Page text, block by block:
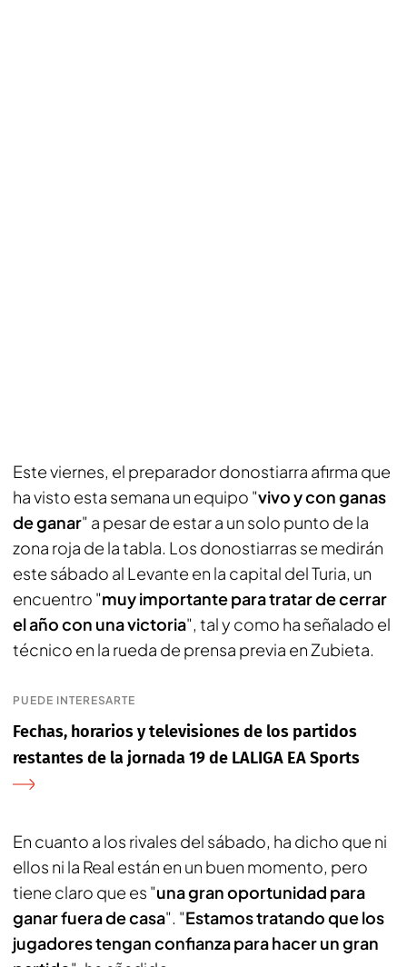
Este viernes, el preparador donostiarra afirma que
ha visto esta semana un equipo "vivo y con ganas
de ganar" a pesar de estar a un solo punto de la
zona roja de la tabla. Los donostiarras se medirán
este sábado al Levante en la capital del Turia, un
encuentro "muy importante para tratar de cerrar
el año con una victoria", tal y como ha señalado el
técnico en la rueda de prensa previa en Zubieta.
PUEDE INTERESARTE
Fechas, horarios y televisiones de los partidos
restantes de la jornada 19 de LALIGA EA Sports
En cuanto a los rivales del sábado, ha dicho que ni
ellos ni la Real están en un buen momento, pero
tiene claro que es "una gran oportunidad para
ganar fuera de casa". "Estamos tratando que los
jugadores tengan confianza para hacer un gran